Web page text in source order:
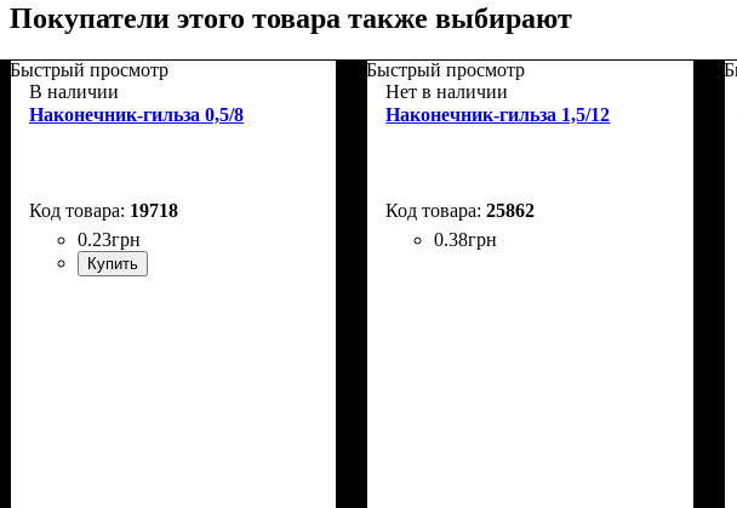
Покупатели этого товара также выбирают
Быстрый просмотр
В наличии
Наконечник-гильза 0,5/8
19718
0.23грн
Купить
Быстрый просмотр
Нет в наличии
Наконечник-гильза 1,5/12
25862
0.38грн